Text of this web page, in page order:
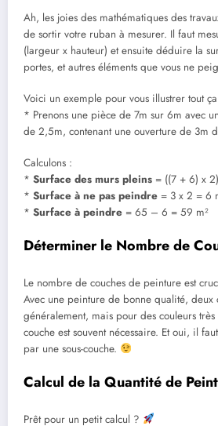
Ah, les joies des mathématiques des
de sortir votre ruban à mesurer. Il faut
(largeur x hauteur) et ensuite déduire la
portes, et autres éléments que vous ne
Voici un exemple pour vous illustrer tout
* Prenons une pièce de 7m sur 6m avec
de 2,5m, contenant une ouverture de 3m
Calculons :
* Surface des murs pleins = ((7 + 6) x
* Surface à ne pas peindre = 3 x 2 = 6
* Surface à peindre = 65 – 6 = 59 m²
Déterminer le Nombre de
Le nombre de couches de peinture est
Avec une peinture de bonne qualité, deux
généralement, mais pour des couleurs
couche est souvent nécessaire. Et oui, il
par une sous-couche.
Calcul de la Quantité de
Prêt pour un petit calcul ?